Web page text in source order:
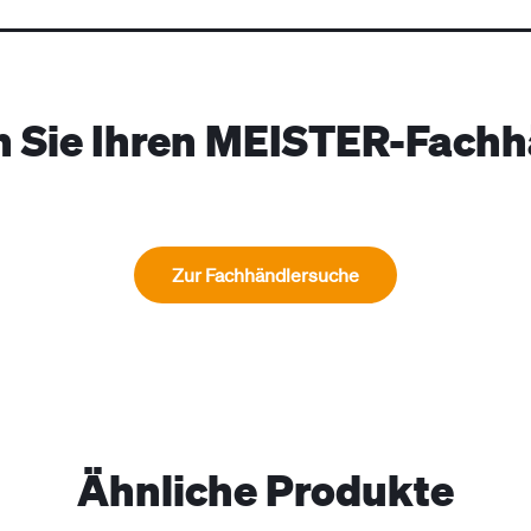
Sie Ihren MEISTER-
Zur Fachhändlersuche
Ähnliche Produkte